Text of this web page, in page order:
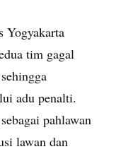
Yogyakarta
tim gagal
adu penalti.
pahlawan
lawan dan